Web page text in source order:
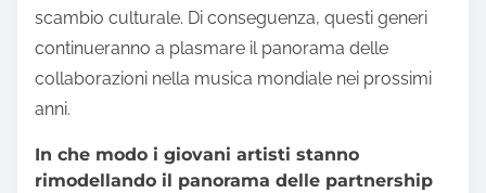
scambio culturale. Di conseguenza, questi generi
continueranno a plasmare il panorama delle
collaborazioni nella musica mondiale nei prossimi
anni.
In che modo i giovani artisti stanno
rimodellando il panorama delle partnership